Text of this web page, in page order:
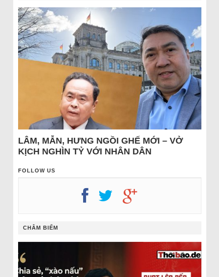
LÂM, MẪN, HƯNG NGỒI GHẾ MỚI – VỞ
KỊCH NGHÌN TỶ VỚI NHÂN DÂN
FOLLOW US
CHÂM BIẾM